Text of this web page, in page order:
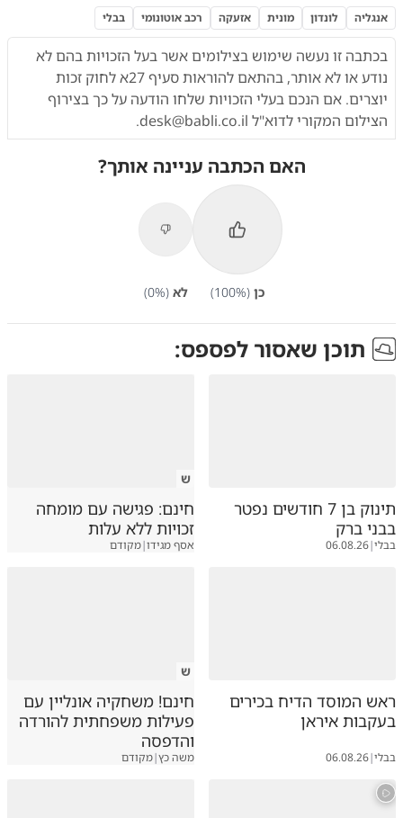
אנגליה לונדון מונית אזעקה רכב אוטונומי בבלי
בכתבה זו נעשה שימוש בצילומים אשר בעל הזכויות בהם לא
נודע או לא אותר, בהתאם להוראות
סעיף 27א לחוק זכות
יוצרים. אם הנכם בעלי הזכויות שלחו הודעה על כך בצירוף
הצילום המקורי לדוא"ל desk@babli.co.il
.
האם הכתבה עניינה אותך?
כן (
100%) לא (
0%)
תוכן שאסור לפספס:
תינוק בן 7 חודשים נפטר
בבני ברק
בבלי|
06.08.26
ש
חינם: פגישה עם מומחה
זכויות ללא עלות
אסף מגידו|מקודם
ראש המוסד הדיח בכירים
בעקבות איראן
בבלי|
06.08.26
ש
חינם! משחקיה אונליין עם
פעילות משפחתית להורדה
והדפסה
משה כץ|מקודם